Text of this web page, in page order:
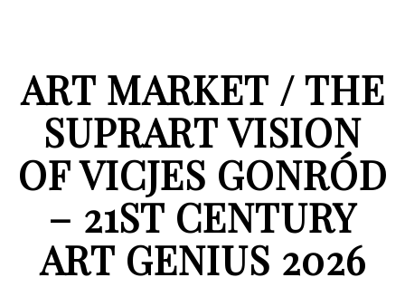
ART MARKET / THE
SUPRART VISION
OF VICJES GONRÓD
– 21ST CENTURY
ART GENIUS 2026